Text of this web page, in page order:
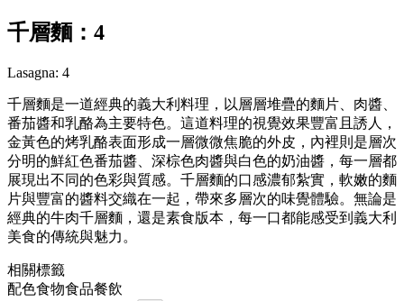
千層麵：4
Lasagna: 4
千層麵是一道經典的義大利料理，以層層堆疊的麵片、肉醬、
番茄醬和乳酪為主要特色。這道料理的視覺效果豐富且誘人，
金黃色的烤乳酪表面形成一層微微焦脆的外皮，內裡則是層次
分明的鮮紅色番茄醬、深棕色肉醬與白色的奶油醬，每一層都
展現出不同的色彩與質感。千層麵的口感濃郁紮實，軟嫩的麵
片與豐富的醬料交織在一起，帶來多層次的味覺體驗。無論是
經典的牛肉千層麵，還是素食版本，每一口都能感受到義大利
美食的傳統與魅力。
相關標籤
配色食物食品餐飲